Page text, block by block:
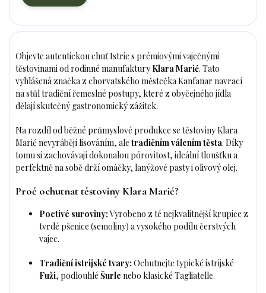
Objevte autentickou chuť Istrie s prémiovými vaječnými
těstovinami od rodinné manufakturyKlara Marić. Tato
vyhlášená značka z chorvatského městečka Kanfanar navrací
na stůl tradiční řemeslné postupy, které z obyčejného jídla
dělají skutečný gastronomický zážitek.
Na rozdíl od běžné průmyslové produkce se těstoviny Klara
Marić nevyrábějí lisováním, ale tradičním válením těsta. Díky
tomu si zachovávají dokonalou pórovitost, ideální tloušťku a
perfektně na sobě drží omáčky, lanýžové pasty i olivový olej.
Proč ochutnat těstoviny Klara Marić?
Poctivé suroviny:Vyrobeno z té nejkvalitnější krupice z
tvrdé pšenice (semoliny) a vysokého podílu čerstvých
vajec.
Tradiční istrijské tvary: Ochutnejte typické istrijské
Fuži, podlouhlé Šurle nebo klasické Tagliatelle.